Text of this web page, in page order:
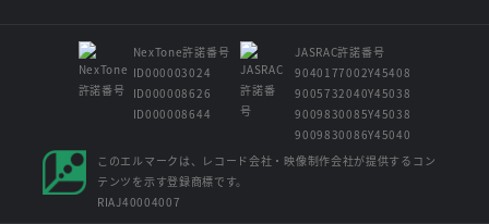
NexTone許諾番号
ID000003024
ID000008626
ID000008644
JASRAC許諾番号
9040177002Y45408
9005732040Y45038
9009830085Y45038
9009830086Y45040
このエルマークは、レコード会社・映像制作会社が提供するコン
テンツを示す登録商標です。
RIAJ40004007